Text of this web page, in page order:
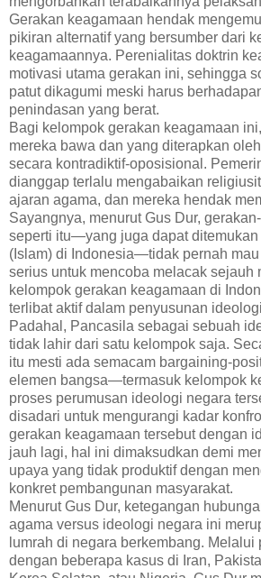
Gerakan keagamaan hendak
pikiran alternatif yang bersumber dari
keagamaannya. Perenialitas doktrin
motivasi utama gerakan ini, sehingga
patut dikagumi meski harus
penindasan yang berat.
Bagi kelompok gerakan keagamaan
mereka bawa dan yang diterapkan
secara kontradiktif-oposisional.
dianggap terlalu mengabaikan
ajaran agama, dan mereka hendak
Sayangnya, menurut Gus Dur,
seperti itu—yang juga dapat
(Islam) di Indonesia—tidak pernah
serius untuk mencoba melacak sejauh
kelompok gerakan keagamaan di
terlibat aktif dalam penyusunan
Padahal, Pancasila sebagai sebuah
tidak lahir dari satu kelompok saja.
itu mesti ada semacam bargaining-
elemen bangsa—termasuk kelompok
proses perumusan ideologi negara
disadari untuk mengurangi kadar
gerakan keagamaan tersebut dengan
jauh lagi, hal ini dimaksudkan demi
upaya yang tidak produktif dengan
konkret pembangunan masyarakat.
Menurut Gus Dur, ketegangan
agama versus ideologi negara ini
lumrah di negara berkembang. Melalui
dengan beberapa kasus di Iran,